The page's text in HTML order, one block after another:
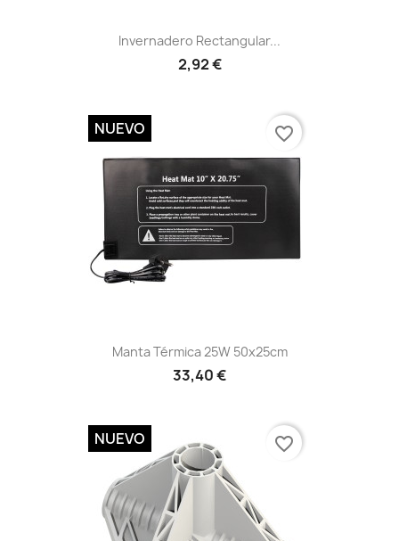
Vista rápida
Invernadero Rectangular...
2,92 €
Vista rápida
Manta Térmica 25W 50x25cm
33,40 €
NUEVO favorite_border
NUEVO favorite_border